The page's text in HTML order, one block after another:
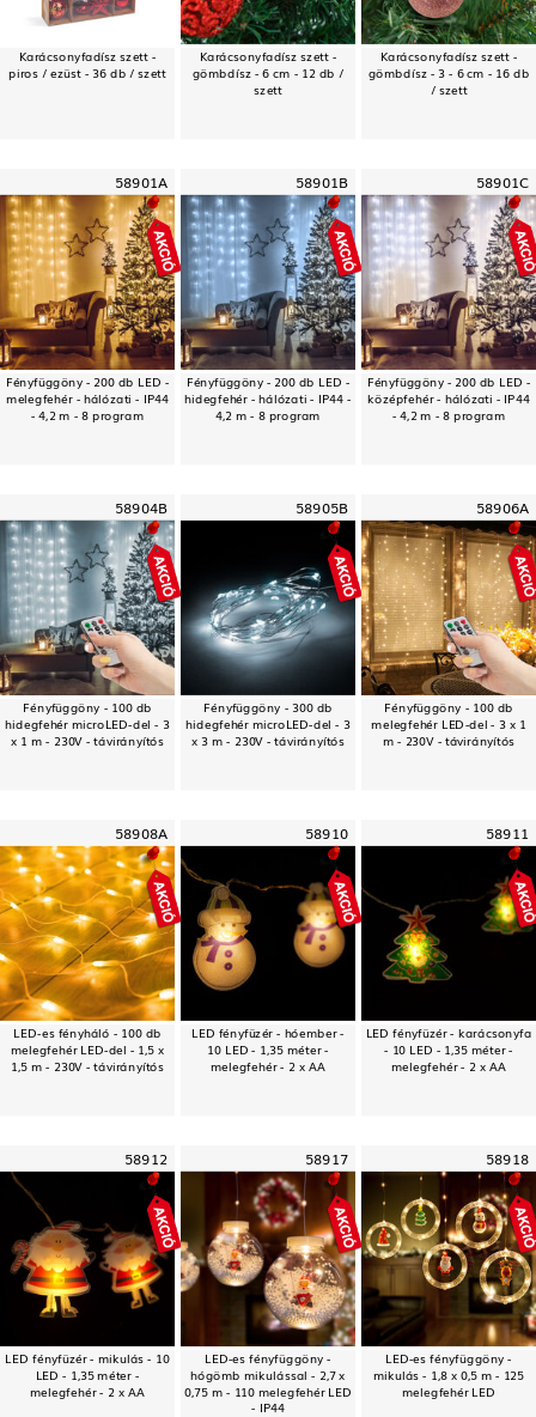
Karácsonyfadísz szett -
piros / ezüst - 36 db / szett
Karácsonyfadísz szett -
gömbdísz - 6 cm - 12 db /
szett
Karácsonyfadísz szett -
gömbdísz - 3 - 6 cm - 16 db
/ szett
58901A
Fényfüggöny - 200 db LED -
melegfehér - hálózati - IP44
- 4,2 m - 8 program
58901B
Fényfüggöny - 200 db LED -
hidegfehér - hálózati - IP44 -
4,2 m - 8 program
58901C
Fényfüggöny - 200 db LED -
középfehér - hálózati - IP44
- 4,2 m - 8 program
58904B
Fényfüggöny - 100 db
hidegfehér microLED-del - 3
x 1 m - 230V - távirányítós
58905B
Fényfüggöny - 300 db
hidegfehér microLED-del - 3
x 3 m - 230V - távirányítós
58906A
Fényfüggöny - 100 db
melegfehér LED-del - 3 x 1
m - 230V - távirányítós
58908A
LED-es fényháló - 100 db
melegfehér LED-del - 1,5 x
1,5 m - 230V - távirányítós
58910
LED fényfüzér - hóember -
10 LED - 1,35 méter -
melegfehér - 2 x AA
58911
LED fényfüzér - karácsonyfa
- 10 LED - 1,35 méter -
melegfehér - 2 x AA
58912
LED fényfüzér - mikulás - 10
LED - 1,35 méter -
melegfehér - 2 x AA
58917
LED-es fényfüggöny -
hógömb mikulással - 2,7 x
0,75 m - 110 melegfehér LED
- IP44
58918
LED-es fényfüggöny -
mikulás - 1,8 x 0,5 m - 125
melegfehér LED